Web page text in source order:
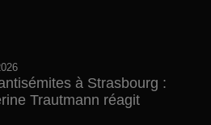
à Strasbourg :
Trautmann réagit